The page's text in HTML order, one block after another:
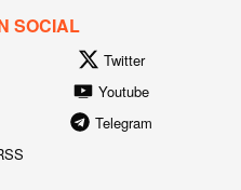
SOCIAL
Twitter
Youtube
Telegram